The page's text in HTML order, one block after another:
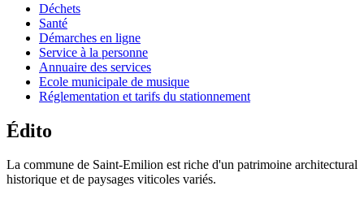
Déchets
Santé
Démarches en ligne
Service à la personne
Annuaire des services
Ecole municipale de musique
Réglementation et tarifs du stationnement
Édito
La commune de Saint-Emilion est riche d'un patrimoine architectural
historique et de paysages viticoles variés.